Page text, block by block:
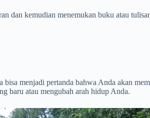
dan kemudian menemukan buku atau
menjadi pertanda bahwa Anda akan
baru atau mengubah arah hidup Anda.